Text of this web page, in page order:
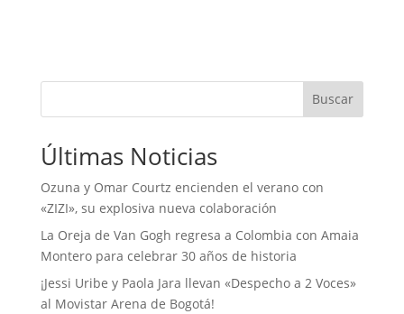
Buscar
Últimas Noticias
Ozuna y Omar Courtz encienden el verano con
«ZIZI», su explosiva nueva colaboración
La Oreja de Van Gogh regresa a Colombia con Amaia
Montero para celebrar 30 años de historia
¡Jessi Uribe y Paola Jara llevan «Despecho a 2 Voces»
al Movistar Arena de Bogotá!